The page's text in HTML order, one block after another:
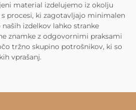
material izdelujemo iz okolju
procesi, ki zagotavljajo minimalen
izdelkov lahko stranke
znamke z odgovornimi praksami
tržno skupino potrošnikov, ki so
vprašanj.